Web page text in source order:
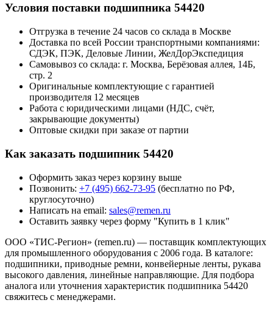
Условия поставки подшипника 54420
Отгрузка в течение 24 часов со склада в Москве
Доставка по всей России транспортными компаниями:
СДЭК, ПЭК, Деловые Линии, ЖелДорЭкспедиция
Самовывоз со склада: г. Москва, Берёзовая аллея, 14Б,
стр. 2
Оригинальные комплектующие с гарантией
производителя 12 месяцев
Работа с юридическими лицами (НДС, счёт,
закрывающие документы)
Оптовые скидки при заказе от партии
Как заказать подшипник 54420
Оформить заказ через корзину выше
Позвонить: +7 (495) 662-73-95 (бесплатно по РФ,
круглосуточно)
Написать на email: sales@remen.ru
Оставить заявку через форму "Купить в 1 клик"
ООО «ТИС-Регион» (remen.ru) — поставщик комплектующих
для промышленного оборудования с 2006 года. В каталоге:
подшипники, приводные ремни, конвейерные ленты, рукава
высокого давления, линейные направляющие. Для подбора
аналога или уточнения характеристик подшипника 54420
свяжитесь с менеджерами.